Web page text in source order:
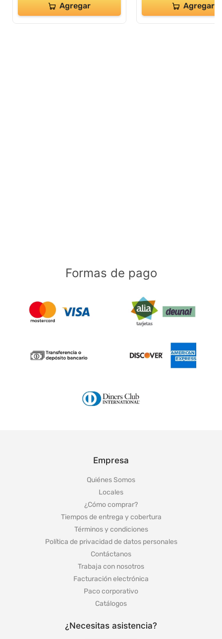
Agregar Agregar
Formas de pago
Empresa
Quiénes Somos
Locales
¿Cómo comprar?
Tiempos de entrega y cobertura
Términos y condiciones
Política de privacidad de datos personales
Contáctanos
Trabaja con nosotros
Facturación electrónica
Paco corporativo
Catálogos
¿Necesitas asistencia?